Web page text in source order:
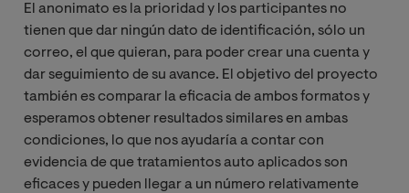
El anonimato es la prioridad y los participantes no
tienen que dar ningún dato de identificación, sólo un
correo, el que quieran, para poder crear una cuenta y
dar seguimiento de su avance. El objetivo del proyecto
también es comparar la eficacia de ambos formatos y
esperamos obtener resultados similares en ambas
condiciones, lo que nos ayudaría a contar con
evidencia de que tratamientos auto aplicados son
eficaces y pueden llegar a un número relativamente